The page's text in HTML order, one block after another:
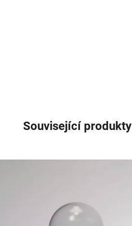
Související produkty